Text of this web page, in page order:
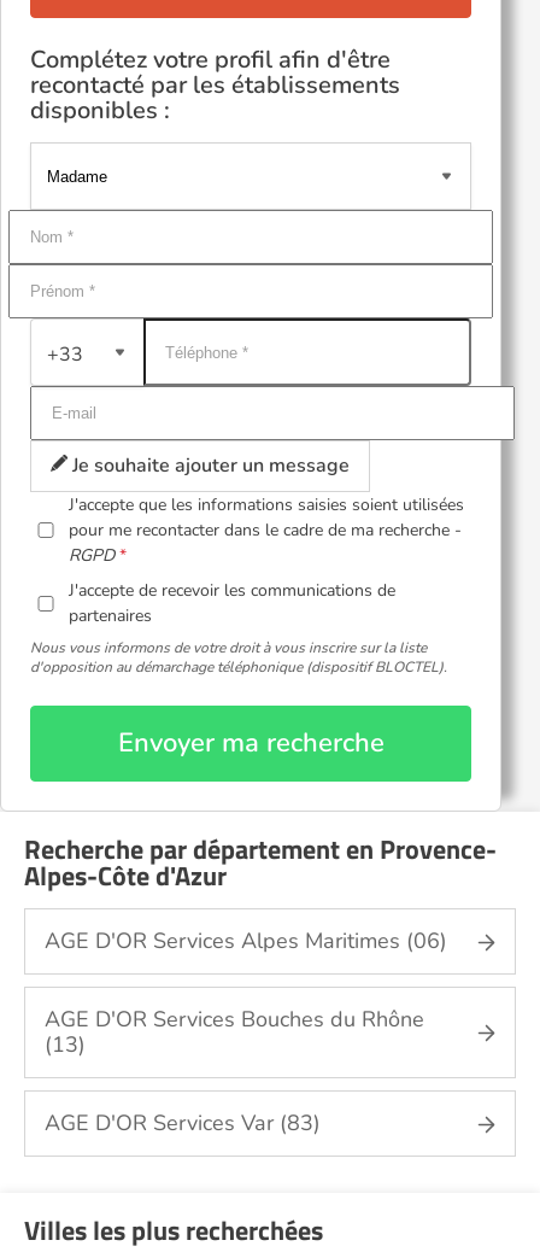
Complétez votre profil afin d'être
recontacté par les établissements
disponibles :
+33
Je souhaite ajouter un message
J'accepte que les informations saisies soient utilisées
pour me recontacter dans le cadre de ma recherche -
RGPD
J'accepte de recevoir les communications de
partenaires
Nous vous informons de votre droit à vous inscrire sur la liste
d'opposition au démarchage téléphonique (dispositif BLOCTEL).
Envoyer ma recherche
Recherche par département en Provence-
Alpes-Côte d'Azur
AGE D'OR Services Alpes Maritimes (06)
AGE D'OR Services Bouches du Rhône
(13)
AGE D'OR Services Var (83)
Villes les plus recherchées